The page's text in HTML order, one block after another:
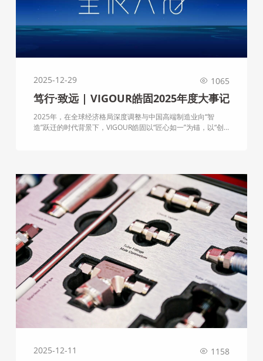
2025-12-29 1065
笃行·致远 | VIGOUR皓固2025年度大事记
2025年，在全球经济格局深度调整与中国高端制造业向“智
造”跃迁的时代背景下，VIGOUR皓固以“匠心如一”为锚，以“创
行。
2025-12-11 1158